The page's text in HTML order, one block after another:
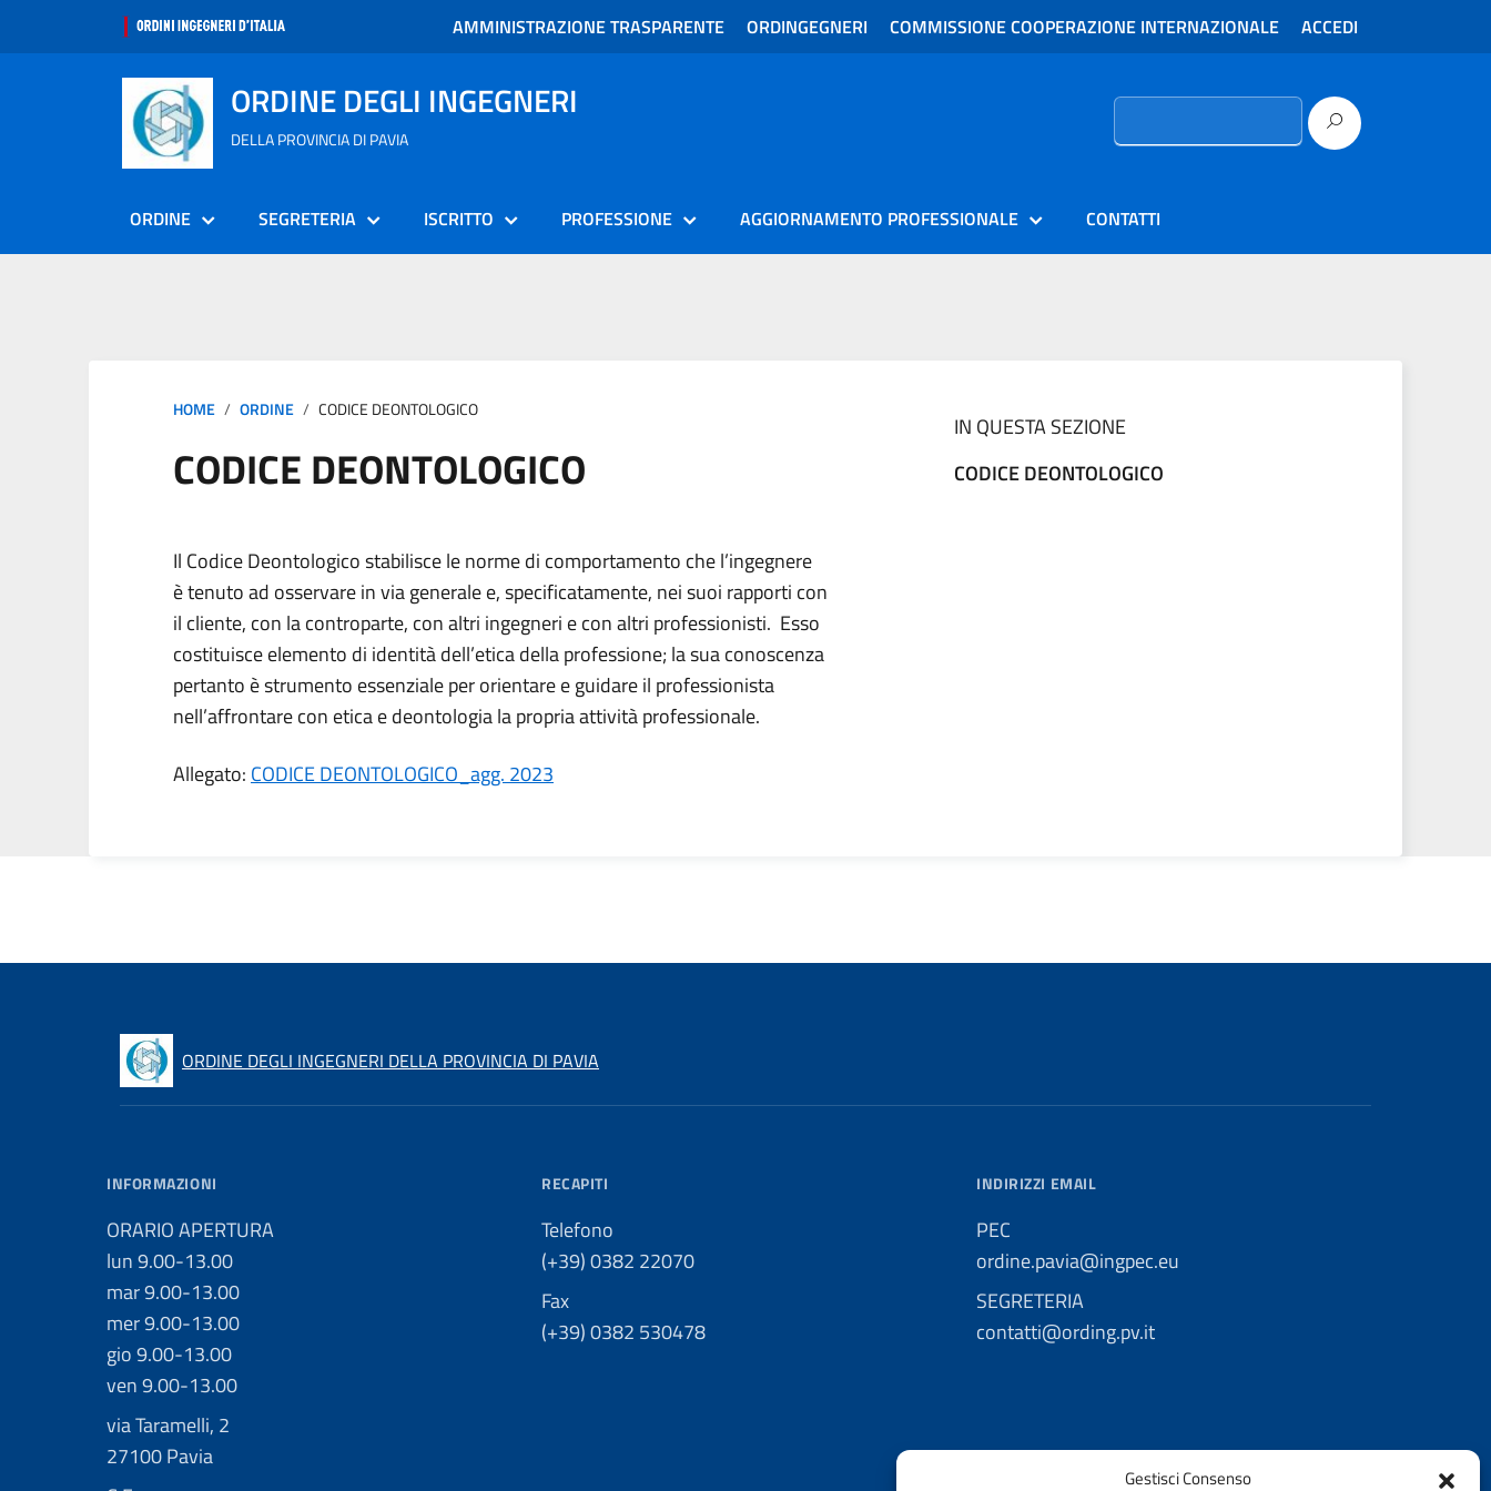
Gestisci Consenso
AMMINISTRAZIONE TRASPARENTE ORDINGEGNERI COMMISSIONE COOPERAZIONE INTERNAZIONALE ACCEDI
ORDINE DEGLI INGEGNERI
DELLA PROVINCIA DI PAVIA
Ricerca
ORDINE SEGRETERIA ISCRITTO PROFESSIONE AGGIORNAMENTO PROFESSIONALE CONTATTI
HOME ORDINE CODICE DEONTOLOGICO
CODICE DEONTOLOGICO
Il Codice Deontologico stabilisce le norme di comportamento che l’ingegnere
è tenuto ad osservare in via generale e, specificatamente, nei suoi rapporti con
il cliente, con la controparte, con altri ingegneri e con altri professionisti. Esso
costituisce elemento di identità dell’etica della professione; la sua conoscenza
pertanto è strumento essenziale per orientare e guidare il professionista
nell’affrontare con etica e deontologia la propria attività professionale.
Allegato: CODICE DEONTOLOGICO_agg. 2023
IN QUESTA SEZIONE
CODICE DEONTOLOGICO
ORDINE DEGLI INGEGNERI DELLA PROVINCIA DI PAVIA
INFORMAZIONI
ORARIO APERTURA
lun 9.00-13.00
mar 9.00-13.00
mer 9.00-13.00
gio 9.00-13.00
ven 9.00-13.00
via Taramelli, 2
27100 Pavia
RECAPITI
Telefono
(+39) 0382 22070
Fax
(+39) 0382 530478
INDIRIZZI EMAIL
PEC
ordine.pavia@ingpec.eu
SEGRETERIA
contatti@ording.pv.it